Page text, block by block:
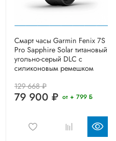
Смарт часы Garmin Fenix 7S
Pro Sapphire Solar титановый
угольно-серый DLC с
силиконовым ремешком
129 668 ₽
79 900 ₽ от + 799 Б